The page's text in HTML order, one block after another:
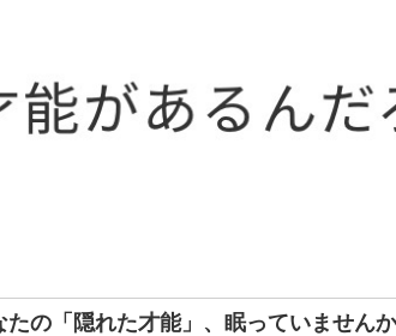
たの「隠れた才能」、眠っていません